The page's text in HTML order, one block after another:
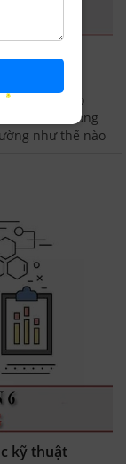
đại lượng đo
mà cả trong
như thế nào
kỹ thuật